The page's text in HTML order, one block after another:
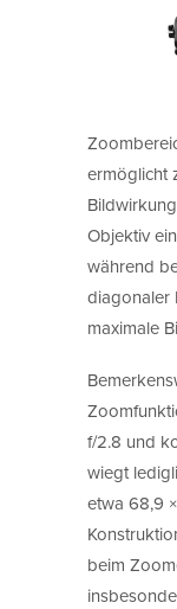
ermöglicht
Objektiv
während
diagonaler
maximale
f/2.8 und
wiegt
etwa 68,9
beim